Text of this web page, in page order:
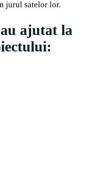
jurul satelor lor.
ajutat la